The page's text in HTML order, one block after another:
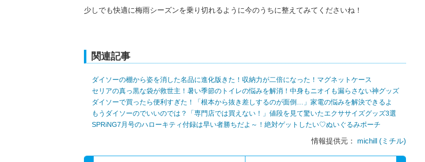
少しでも快適に梅雨シーズンを乗り切れるように今のうちに整えてみてくださいね！
関連記事
ダイソーの棚から姿を消した名品に進化版きた！収納力が二倍になった！マグネットケース
セリアの真っ黒な袋が救世主！暑い季節のトイレの悩みを解消！中身もニオイも漏らさない神グッズ
ダイソーで買ったら便利すぎた！「根本から抜き差しするのが面倒…」家電の悩みを解決できるよ
もうダイソーのでいいのでは？「専門店では買えない！」値段を見て驚いたエクササイズグッズ3選
SPRiNG7月号のハローキティ付録は早い者勝ちだよ～！絶対ゲットしたい♡ぬいぐるみポーチ
情報提供元： michill (ミチル)